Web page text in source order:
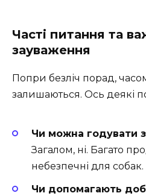
Часті питання та
зауваження
Попри безліч порад,
залишаються. Ось деякі
Чи можна годувати
Загалом, ні. Багато
небезпечні для собак.
Чи допомагають